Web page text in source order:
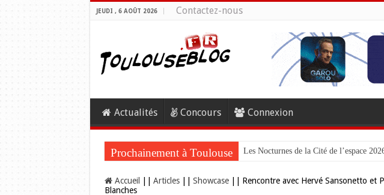
JEUDI , 6 AOÛT 2026 Contactez-nous
Actualités Concours Connexion
Prochainement à Toulouse Les Nocturnes de la Cité de l’espace
Accueil Articles Showcase
Rencontre avec Hervé Sansonetto et
Blanches